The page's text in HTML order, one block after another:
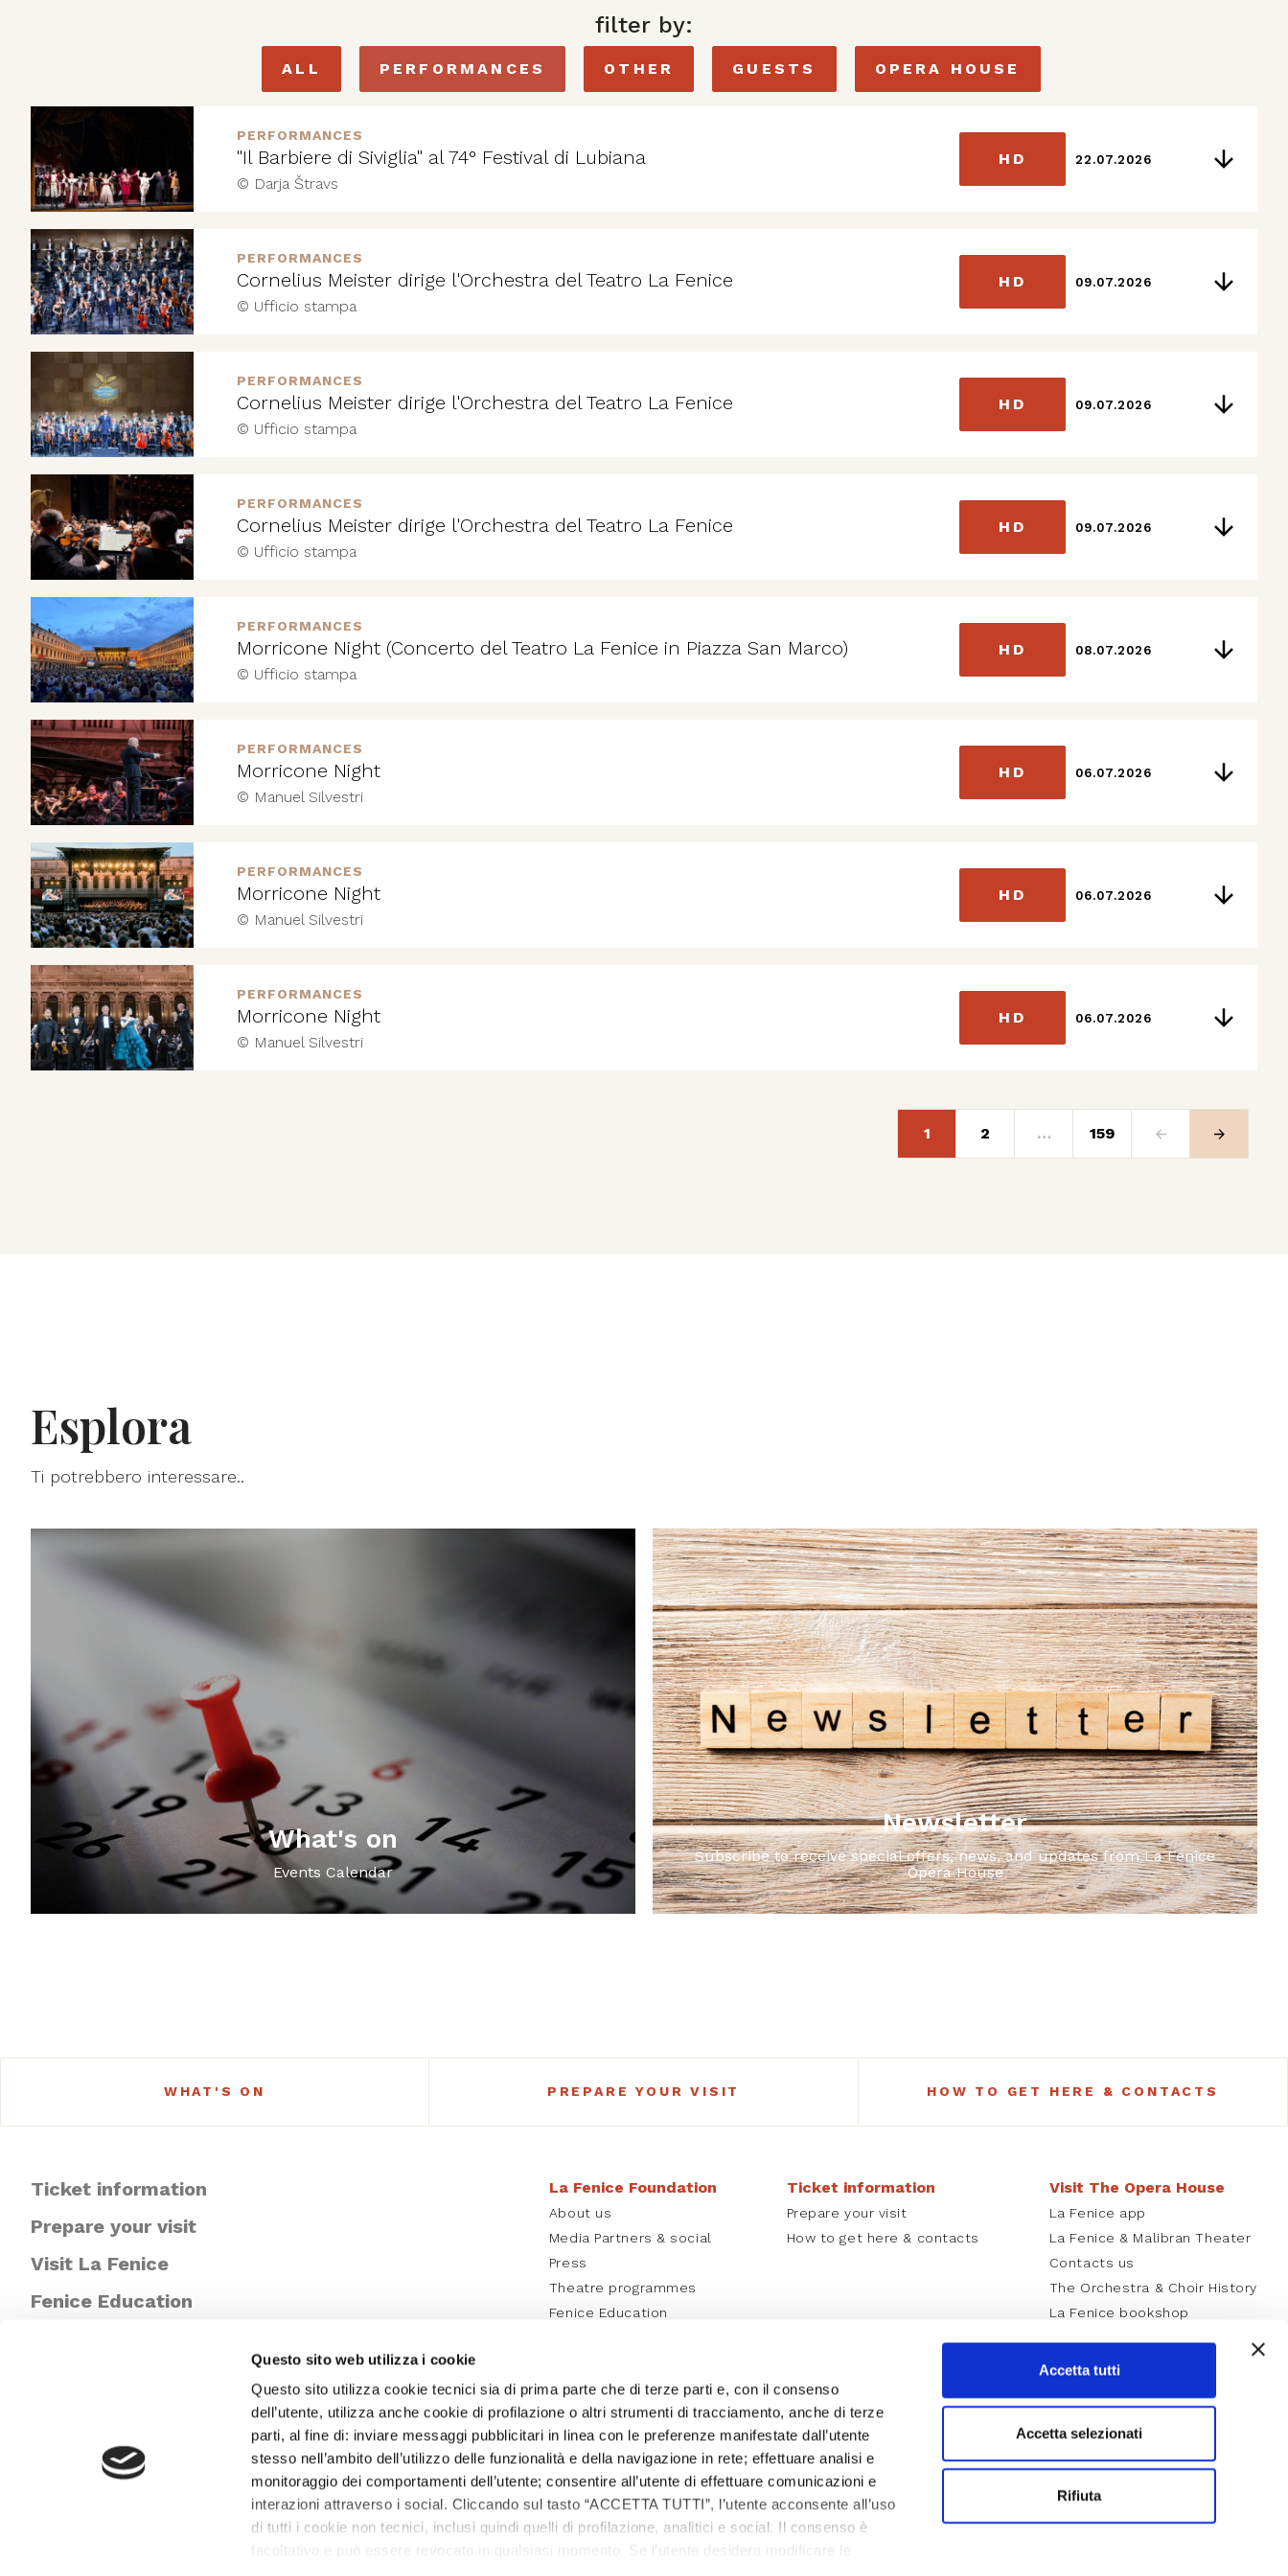
Questo sito web utilizza i cookie
Questo sito utilizza cookie tecnici sia di prima parte che di terze parti e, con il consenso
dell’utente, utilizza anche cookie di profilazione o altri strumenti di tracciamento, anche di terze
parti, al fine di: inviare messaggi pubblicitari in linea con le preferenze manifestate dall’utente
stesso nell’ambito dell’utilizzo delle funzionalità e della navigazione in rete; effettuare analisi e
monitoraggio dei comportamenti dell’utente; consentire all’utente di effettuare comunicazioni e
interazioni attraverso i social. Cliccando sul tasto “ACCETTA TUTTI”, l’utente acconsente all’uso
di tutti i cookie non tecnici, inclusi quindi quelli di profilazione, analitici e social. Il consenso è
facoltativo e può essere revocato in qualsiasi momento. Se l’utente desidera modificare le
Accetta tutti
Accetta selezionati
Rifiuta
filter by:
ALL PERFORMANCES OTHER GUESTS OPERA HOUSE
PERFORMANCES
"Il Barbiere di Siviglia" al 74° Festival di Lubiana
© Darja Štravs
HD 22.07.2026
PERFORMANCES
Cornelius Meister dirige l'Orchestra del Teatro La Fenice
© Ufficio stampa
HD 09.07.2026
PERFORMANCES
Cornelius Meister dirige l'Orchestra del Teatro La Fenice
© Ufficio stampa
HD 09.07.2026
PERFORMANCES
Cornelius Meister dirige l'Orchestra del Teatro La Fenice
© Ufficio stampa
HD 09.07.2026
PERFORMANCES
Morricone Night (Concerto del Teatro La Fenice in Piazza San Marco)
© Ufficio stampa
HD 08.07.2026
PERFORMANCES
Morricone Night
© Manuel Silvestri
HD 06.07.2026
PERFORMANCES
Morricone Night
© Manuel Silvestri
HD 06.07.2026
PERFORMANCES
Morricone Night
© Manuel Silvestri
HD 06.07.2026
1 2 … 159
Esplora
Ti potrebbero interessare..
What's on
Events Calendar
Newsletter
Subscribe to receive special offers, news, and updates from La Fenice
Opera House
WHAT'S ON PREPARE YOUR VISIT HOW TO GET HERE & CONTACTS
Ticket information
Prepare your visit
Visit La Fenice
Fenice Education
La Fenice Foundation
About us
Media Partners & social
Press
Theatre programmes
Fenice Education
Ticket information
Prepare your visit
How to get here & contacts
Visit The Opera House
La Fenice app
La Fenice & Malibran Theater
Contacts us
The Orchestra & Choir History
La Fenice bookshop